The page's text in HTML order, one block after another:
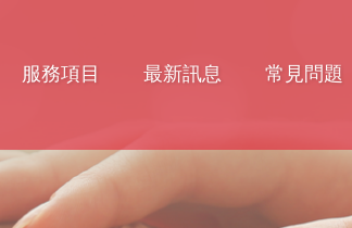
服務項目 最新訊息 常見問題